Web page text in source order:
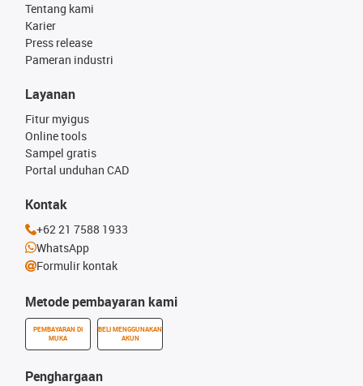
Tentang kami
Karier
Press release
Pameran industri
Metode pembayaran kami
PEMBAYARAN DI
MUKA
BELI MENGGUNAKAN
AKUN
Layanan
Fitur myigus
Online tools
Sampel gratis
Portal unduhan CAD
Penghargaan
Kontak
+62 21 7588 1933
WhatsApp
Formulir kontak